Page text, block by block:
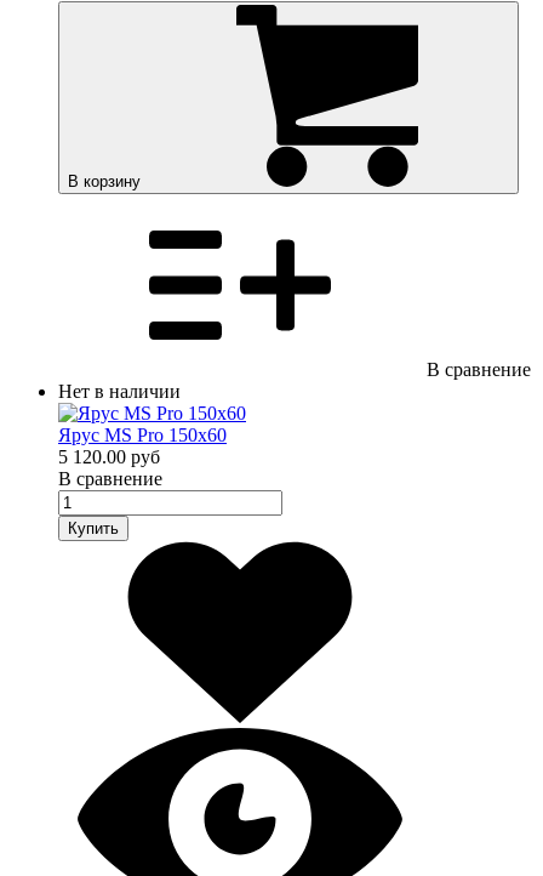
В корзину
В сравнение
Нет в наличии
Ярус MS Pro 150х60
5 120.00 руб
В сравнение
Купить